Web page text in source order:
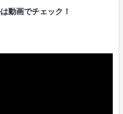
動画でチェック！